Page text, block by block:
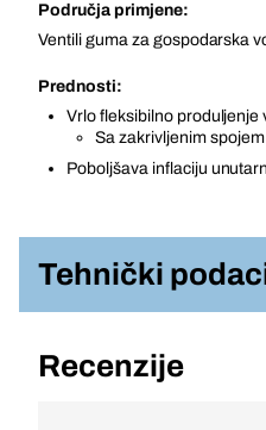
Područja primjene:
Ventili guma za gospodarska
Prednosti:
Vrlo fleksibilno produljenje
Sa zakrivljenim spojem
Poboljšava inflaciju
Tehnički
Recenzije